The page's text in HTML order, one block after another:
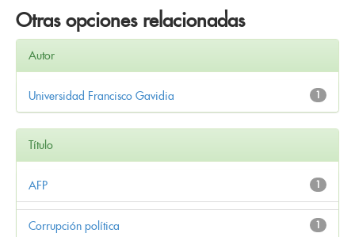
Otras opciones relacionadas
Autor
1
Universidad Francisco Gavidia
Título
1
AFP
1
Corrupción política